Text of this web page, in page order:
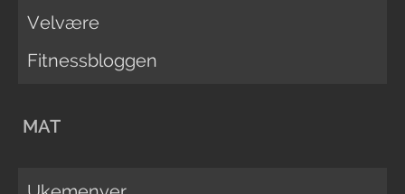
Velvære
Fitnessbloggen
MAT